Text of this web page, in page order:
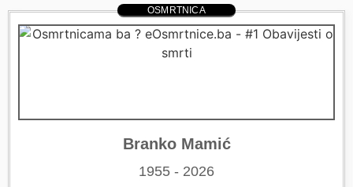
OSMRTNICA
Branko Mamić
1955 - 2026